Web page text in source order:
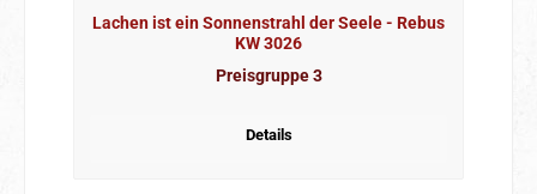
Lachen ist ein Sonnenstrahl der Seele - Rebus
KW 3026
Preisgruppe 3
Details